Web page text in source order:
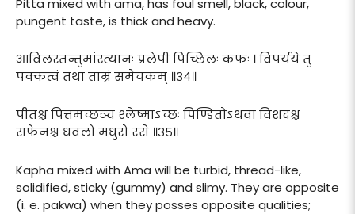
pungent taste, is thick and heavy.
आविलस्तन्तुमांस्त्यानः प्रलेपी पिच्छिलः कफः । विपर्यये तु
पक्कत्वं तथा ताम्रं समेचकम् ॥३४॥
पीतश्च पित्तमच्छञ्च श्लेष्माऽच्छः पिण्डितोऽथवा विशदश्च
सफेनश्च धवलो मधुरो रसे ॥३५॥
Kapha mixed with Ama will be turbid, thread-like,
solidified, sticky (gummy) and slimy. They are opposite
(i. e. pakwa) when they posses opposite qualities;